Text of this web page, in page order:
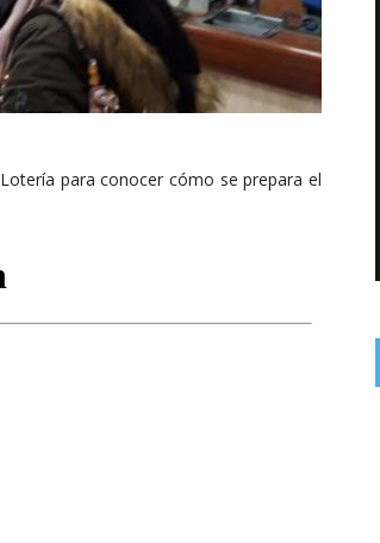
para conocer cómo se prepara el